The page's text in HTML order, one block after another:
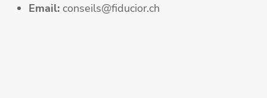
Email: conseils@fiducior.ch